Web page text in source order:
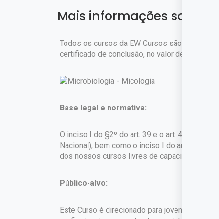
Mais informações sobre o
Todos os cursos da EW Cursos são gratuitos.
certificado de conclusão, no valor de
Base legal e normativa:
O inciso I do §2º do art. 39 e o art. 42 da Lei
Nacional), bem como o inciso I do art. 1º do
dos nossos cursos livres de capacitação
Público-alvo:
Este Curso é direcionado para jovens e